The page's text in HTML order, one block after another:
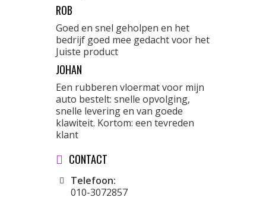
ROB
Goed en snel geholpen en het
bedrijf goed mee gedacht voor het
Juiste product
JOHAN
Een rubberen vloermat voor mijn
auto bestelt: snelle opvolging,
snelle levering en van goede
klawiteit. Kortom: een tevreden
klant
CONTACT
Telefoon:
010-3072857